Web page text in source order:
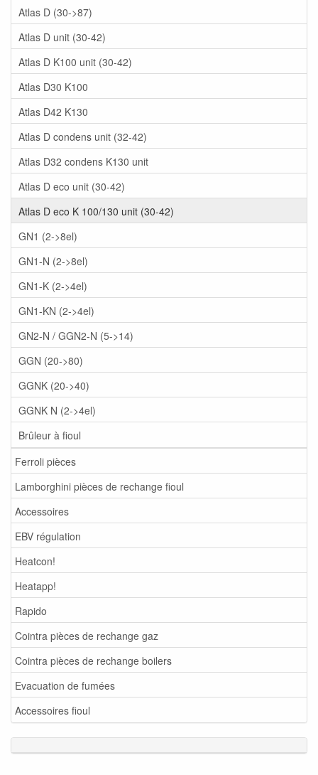
Atlas D (30->87)
Atlas D unit (30-42)
Atlas D K100 unit (30-42)
Atlas D30 K100
Atlas D42 K130
Atlas D condens unit (32-42)
Atlas D32 condens K130 unit
Atlas D eco unit (30-42)
Atlas D eco K 100/130 unit (30-42)
GN1 (2->8el)
GN1-N (2->8el)
GN1-K (2->4el)
GN1-KN (2->4el)
GN2-N / GGN2-N (5->14)
GGN (20->80)
GGNK (20->40)
GGNK N (2->4el)
Brûleur à fioul
Ferroli pièces
Lamborghini pièces de rechange fioul
Accessoires
EBV régulation
Heatcon!
Heatapp!
Rapido
Cointra pièces de rechange gaz
Cointra pièces de rechange boilers
Evacuation de fumées
Accessoires fioul